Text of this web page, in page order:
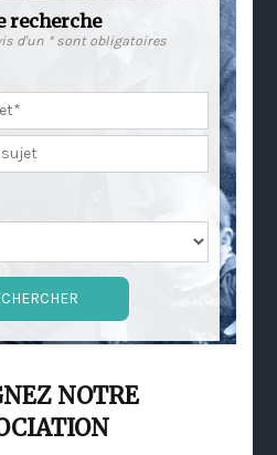
recherche
d'un * sont obligatoires
NOTRE